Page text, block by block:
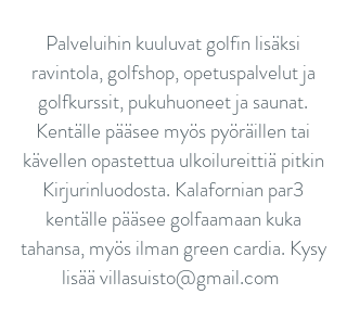
Palveluihin kuuluvat golfin lisäksi
ravintola, golfshop, opetuspalvelut ja
golfkurssit, pukuhuoneet ja saunat.
Kentälle pääsee myös pyöräillen tai
kävellen opastettua ulkoilureittiä pitkin
Kirjurinluodosta. Kalafornian par3
kentälle pääsee golfaamaan kuka
tahansa, myös ilman green cardia. Kysy
lisäävillasuisto@gmail.com